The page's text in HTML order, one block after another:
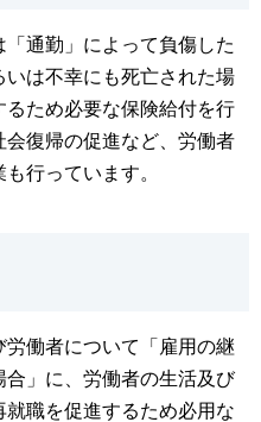
通勤」によって負傷した
いは不幸にも死亡された場
ため必要な保険給付を行
会復帰の促進など、労働者
行っています。
働者について「雇用の継
」に、労働者の生活及び
職を促進するため必用な